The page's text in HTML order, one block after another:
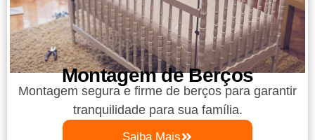
Montagem de Berços
Montagem segura e firme de berços para garantir
tranquilidade para sua família.
Saiba Mais